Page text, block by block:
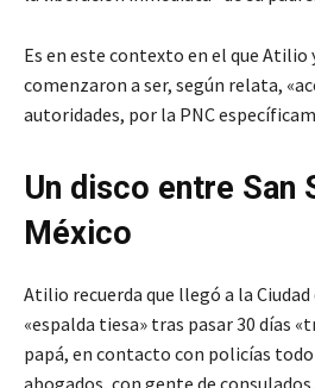
Es en este contexto en el que Atilio
comenzaron a ser, según relata,
autoridades, por la PNC
Un disco entre San
México
Atilio recuerda que llegó a la Ciudad
«espalda tiesa» tras pasar 30 días
papá, en contacto con policías